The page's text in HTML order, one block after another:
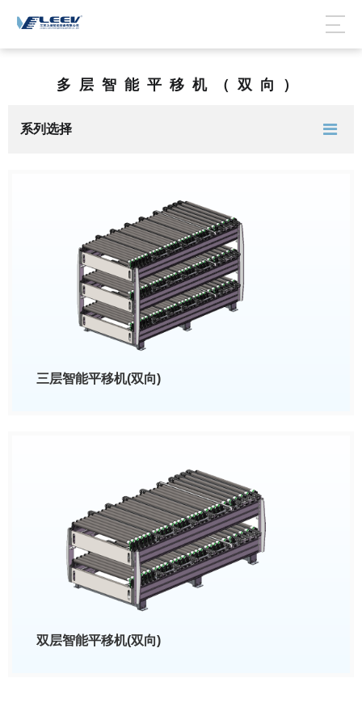
多层智能平移机（双向）
系列选择
三层智能平移机(双向)
双层智能平移机(双向)